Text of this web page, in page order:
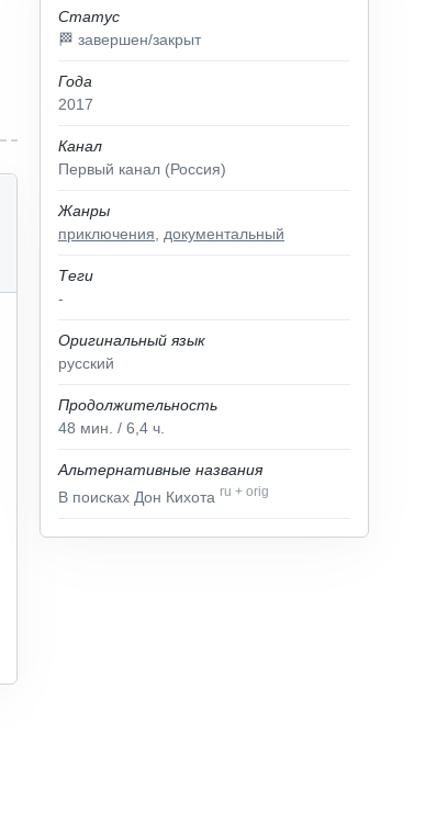
Статус
🏁 завершен/закрыт
Года
2017
Канал
Первый канал (Россия)
Жанры
приключения
документальный
Теги
-
Оригинальный язык
русский
Продолжительность
48 мин. / 6,4 ч.
Альтернативные названия
В поисках Дон Кихота ru + orig